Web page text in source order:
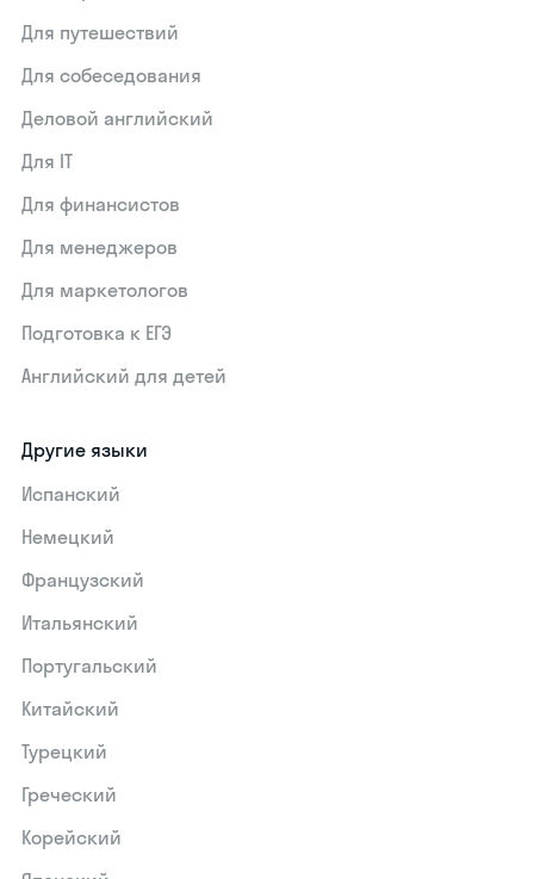
Для путешествий
Для собеседования
Деловой английский
Для IT
Для финансистов
Для менеджеров
Для маркетологов
Подготовка к ЕГЭ
Английский для детей
Другие языки
Испанский
Немецкий
Французский
Итальянский
Португальский
Китайский
Турецкий
Греческий
Корейский